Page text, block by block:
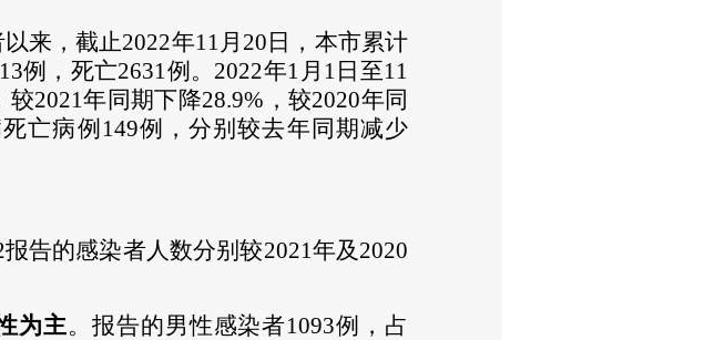
来，截止2022年11月20日，本市累计
例，死亡2631例。2022年1月1日至11
较2021年同期下降28.9%，较2020年同
亡病例149例，分别较去年同期减少
报告的感染者人数分别较2021年及2020
为主。报告的男性感染者1093例，占